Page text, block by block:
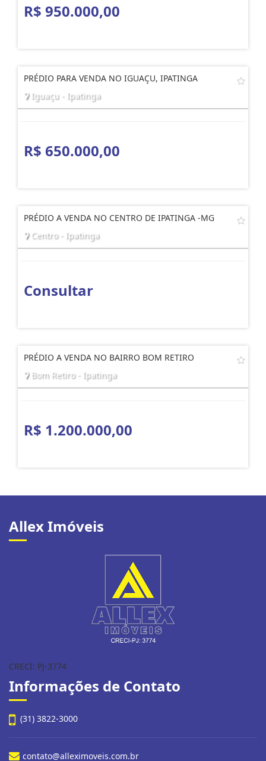
R$ 950.000,00
PRÉDIO PARA VENDA NO IGUAÇU, IPATINGA
Iguaçu - Ipatinga
R$ 650.000,00
PRÉDIO A VENDA NO CENTRO DE IPATINGA -MG
Centro - Ipatinga
Consultar
PRÉDIO A VENDA NO BAIRRO BOM RETIRO
Bom Retiro - Ipatinga
R$ 1.200.000,00
Allex Imóveis
CRECI: PJ-3774
Informações de Contato
(31) 3822-3000
contato@alleximoveis.com.br